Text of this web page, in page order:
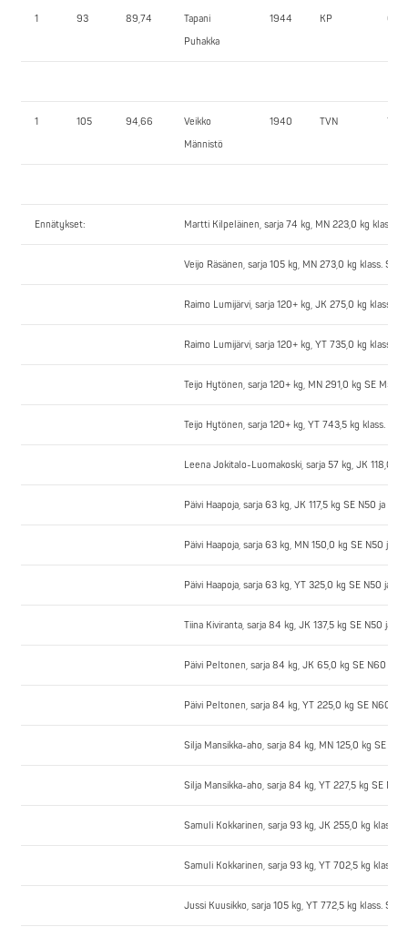
1 93 89,74
Tapani
Puhakka
1944 KP 65,0
1 105 94,66
Veikko
Männistö
1940 TVN 75,0
Ennätykset: Martti Kilpeläinen, sarja 74 kg, MN 223,0 kg klass.
Veijo Räsänen, sarja 105 kg, MN 273,0 kg klass. SE
Raimo Lumijärvi, sarja 120+ kg, JK 275,0 kg klass.
Raimo Lumijärvi, sarja 120+ kg, YT 735,0 kg klass.
Teijo Hytönen, sarja 120+ kg, MN 291,0 kg SE M50
Teijo Hytönen, sarja 120+ kg, YT 743,5 kg klass. SE
Leena Jokitalo-Luomakoski, sarja 57 kg, JK 118,0 kg
Päivi Haapoja, sarja 63 kg, JK 117,5 kg SE N50 ja
Päivi Haapoja, sarja 63 kg, MN 150,0 kg SE N50 ja
Päivi Haapoja, sarja 63 kg, YT 325,0 kg SE N50 ja
Tiina Kiviranta, sarja 84 kg, JK 137,5 kg SE N50 ja
Päivi Peltonen, sarja 84 kg, JK 65,0 kg SE N60 ja
Päivi Peltonen, sarja 84 kg, YT 225,0 kg SE N60 ja
Silja Mansikka-aho, sarja 84 kg, MN 125,0 kg SE
Silja Mansikka-aho, sarja 84 kg, YT 227,5 kg SE N60
Samuli Kokkarinen, sarja 93 kg, JK 255,0 kg klass.
Samuli Kokkarinen, sarja 93 kg, YT 702,5 kg klass.
Jussi Kuusikko, sarja 105 kg, YT 772,5 kg klass. SE